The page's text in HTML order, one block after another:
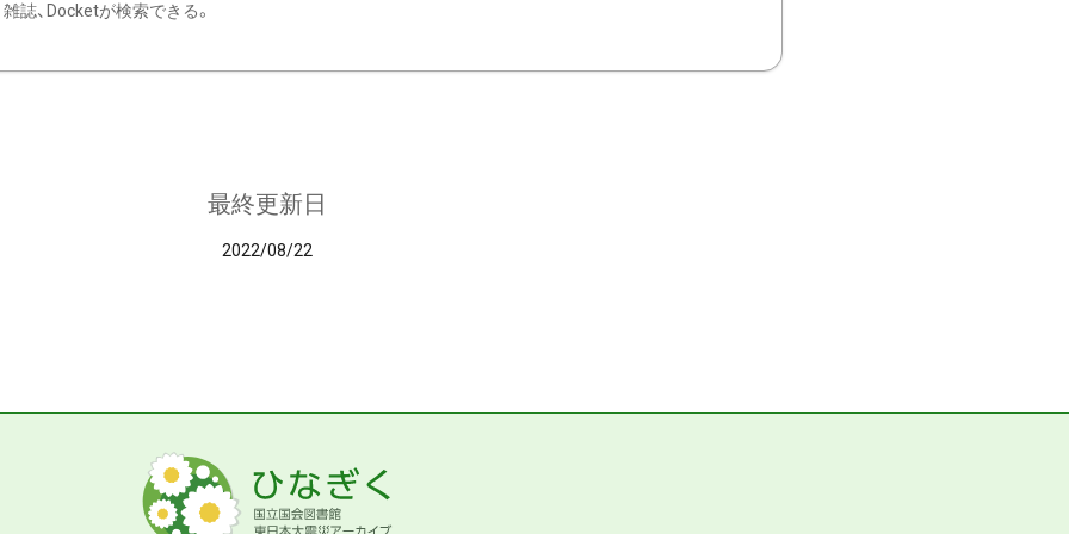
雑誌、Docketが検索できる。
最終更新日
2022/08/22